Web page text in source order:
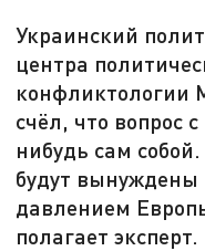
Украинский
центра
конфликтологии
счёл, что вопрос
нибудь сам
будут
давлением
полагает эксперт.